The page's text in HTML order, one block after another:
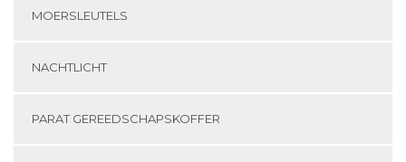
MOERSLEUTELS
NACHTLICHT
PARAT GEREEDSCHAPSKOFFER